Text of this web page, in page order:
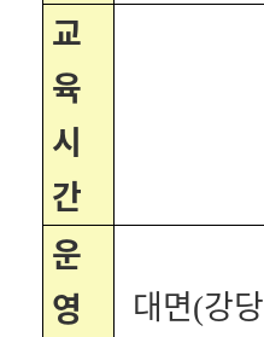
교
육
시
간
운
영
대면(강당